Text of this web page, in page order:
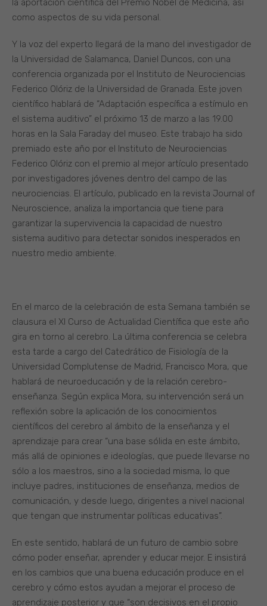
la aportación científica del Premio Nobel de Medicina, así
como aspectos de su vida personal.
Y la voz del experto llegará de la mano del investigador de
la Universidad de Salamanca, Daniel Duncos, con una
conferencia organizada por el Instituto de Neurociencias
Federico Olóriz de la Universidad de Granada. Este joven
científico hablará de “Adaptación específica a estímulo en
el sistema auditivo” el próximo 13 de marzo a las 19.00
horas en la Sala Faraday del museo. Este trabajo ha sido
premiado este año por el Instituto de Neurociencias
Federico Olóriz con el premio al mejor artículo presentado
por investigadores jóvenes dentro del campo de las
neurociencias. El artículo, publicado en la revista Journal of
Neuroscience, analiza la importancia que tiene para
garantizar la supervivencia la capacidad de nuestro
sistema auditivo para detectar sonidos inesperados en
nuestro medio ambiente.
En el marco de la celebración de esta Semana también se
clausura el XI Curso de Actualidad Científica que este año
gira en torno al cerebro. La última conferencia se celebra
esta tarde a cargo del Catedrático de Fisiología de la
Universidad Complutense de Madrid, Francisco Mora, que
hablará de neuroeducación y de la relación cerebro-
enseñanza. Según explica Mora, su intervención será un
reflexión sobre la aplicación de los conocimientos
científicos del cerebro al ámbito de la enseñanza y el
aprendizaje para crear “una base sólida en este ámbito,
más allá de opiniones e ideologías, que puede llevarse no
sólo a los maestros, sino a la sociedad misma, lo que
incluye padres, instituciones de enseñanza, medios de
comunicación, y desde luego, dirigentes a nivel nacional
que tengan que instrumentar políticas educativas”.
En este sentido, hablará de un futuro de cambio sobre
cómo poder enseñar, aprender y educar mejor. E insistirá
en los cambios que una buena educación produce en el
cerebro y cómo estos ayudan a mejorar el proceso de
aprendizaje posterior y que “son decisivos en el propio